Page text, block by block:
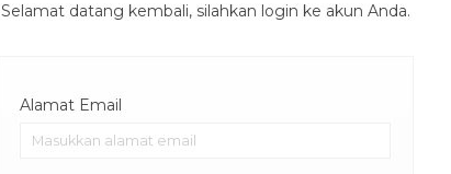
Selamat datang kembali, silahkan login ke akun Anda.
Alamat Email